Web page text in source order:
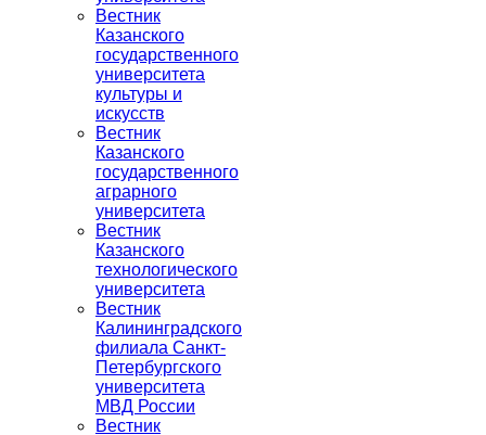
Вестник
Казанского
государственного
университета
культуры и
искусств
Вестник
Казанского
государственного
аграрного
университета
Вестник
Казанского
технологического
университета
Вестник
Калининградского
филиала Санкт-
Петербургского
университета
МВД России
Вестник